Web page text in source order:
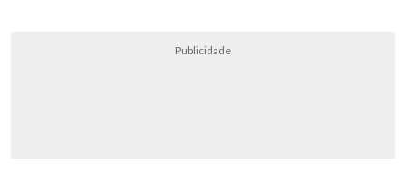
Publicidade